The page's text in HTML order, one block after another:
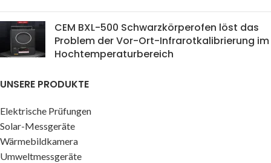
CEM BXL-500 Schwarzkörperofen löst das
Problem der Vor-Ort-Infrarotkalibrierung im
Hochtemperaturbereich
UNSERE PRODUKTE
Elektrische Prüfungen
Solar-Messgeräte
Wärmebildkamera
Umweltmessgeräte